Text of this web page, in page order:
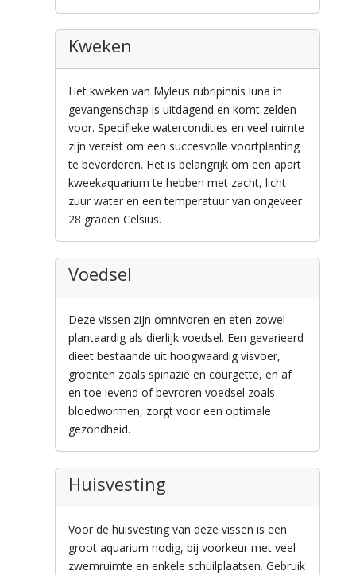
Kweken
Het kweken van Myleus rubripinnis luna in
gevangenschap is uitdagend en komt zelden
voor. Specifieke watercondities en veel ruimte
zijn vereist om een succesvolle voortplanting
te bevorderen. Het is belangrijk om een apart
kweekaquarium te hebben met zacht, licht
zuur water en een temperatuur van ongeveer
28 graden Celsius.
Voedsel
Deze vissen zijn omnivoren en eten zowel
plantaardig als dierlijk voedsel. Een gevarieerd
dieet bestaande uit hoogwaardig visvoer,
groenten zoals spinazie en courgette, en af
en toe levend of bevroren voedsel zoals
bloedwormen, zorgt voor een optimale
gezondheid.
Huisvesting
Voor de huisvesting van deze vissen is een
groot aquarium nodig, bij voorkeur met veel
zwemruimte en enkele schuilplaatsen. Gebruik